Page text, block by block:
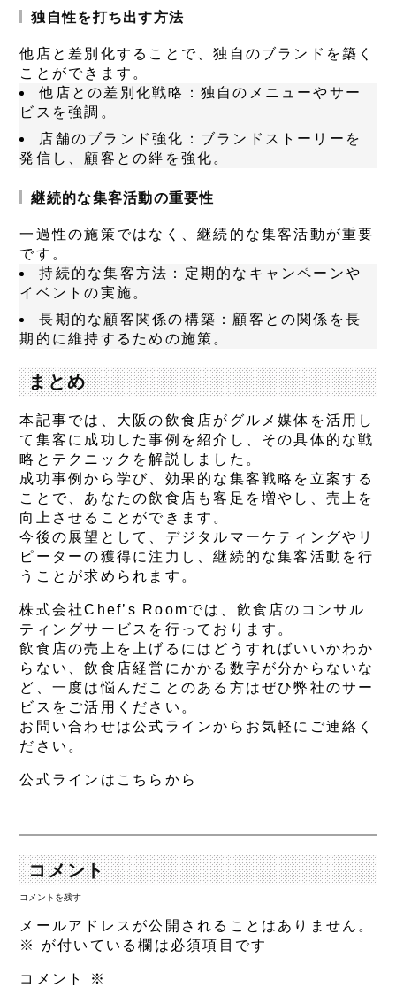
独自性を打ち出す方法
他店と差別化することで、独自のブランドを築く
ことができます。
他店との差別化戦略
：独自のメニューやサー
ビスを強調。
店舗のブランド強化 ：ブランドストーリーを
発信し、顧客との絆を強化。
継続的な集客活動の重要性
一過性の施策ではなく、継続的な集客活動が重要
です。
持続的な集客方法 ：定期的なキャンペーンや
イベントの実施。
長期的な顧客関係の構築 ：顧客との関係を長
期的に維持するための施策。
まとめ
本記事では、大阪の飲食店がグルメ媒体を活用し
て集客に成功した事例を紹介し、その具体的な戦
略とテクニックを解説しました。
成功事例から学び、効果的な集客戦略を立案する
ことで、あなたの飲食店も客足を増やし、売上を
向上させることができます。
今後の展望として、デジタルマーケティングやリ
ピーターの獲得に注力し、継続的な集客活動を行
うことが求められます。
株式会社Chef’s Roomでは、飲食店のコンサル
ティングサービスを行っております。
飲食店の売上を上げるにはどうすればいいかわか
らない、飲食店経営にかかる数字が分からないな
ど、一度は悩んだことのある方はぜひ弊社のサー
ビスをご活用ください。
お問い合わせは公式ラインからお気軽にご連絡く
ださい。
公式ラインはこちらから
コメント
コメントを残す
メールアドレスが公開されることはありません。
※
が付いている欄は必須項目です
コメント ※